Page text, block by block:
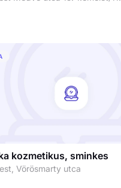
kozmetikus, sminkes
Vörösmarty utca